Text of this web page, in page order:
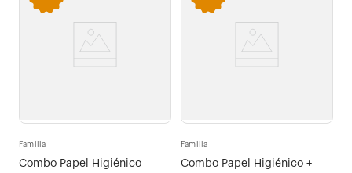
Familia
Combo Papel Higiénico
Familia
Combo Papel Higiénico +